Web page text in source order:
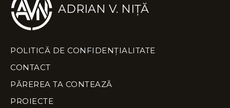
ADRIAN V. NIȚĂ
POLITICĂ DE CONFIDENȚIALITATE
CONTACT
PĂREREA TA CONTEAZĂ
PROIECTE